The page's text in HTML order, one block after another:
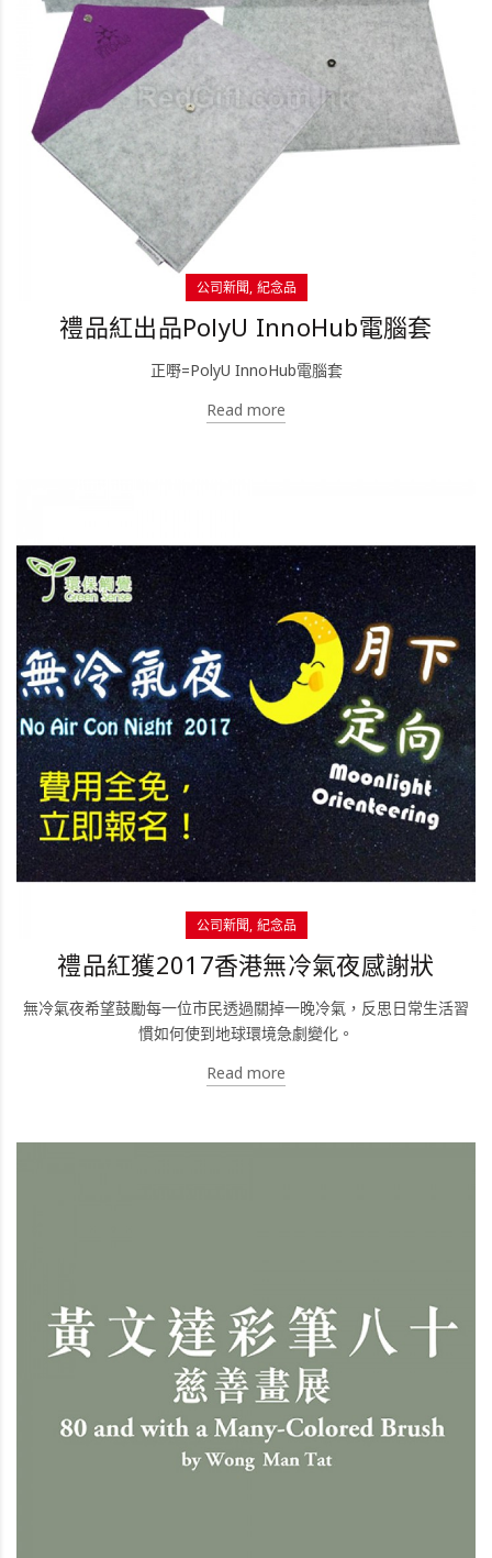
公司新聞 紀念品
禮品紅出品PolyU InnoHub電腦套
正嘢=PolyU InnoHub電腦套
Read more
公司新聞 紀念品
禮品紅獲2017香港無冷氣夜感謝狀
無冷氣夜希望鼓勵每一位市民透過關掉一晚冷氣，反思日常生活習
慣如何使到地球環境急劇變化。
Read more